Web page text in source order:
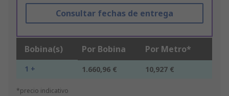
Consultar fechas de entrega
Bobina(s) Por Bobina Por Metro*
1 + 1.660,96 € 10,927 €
*precio indicativo